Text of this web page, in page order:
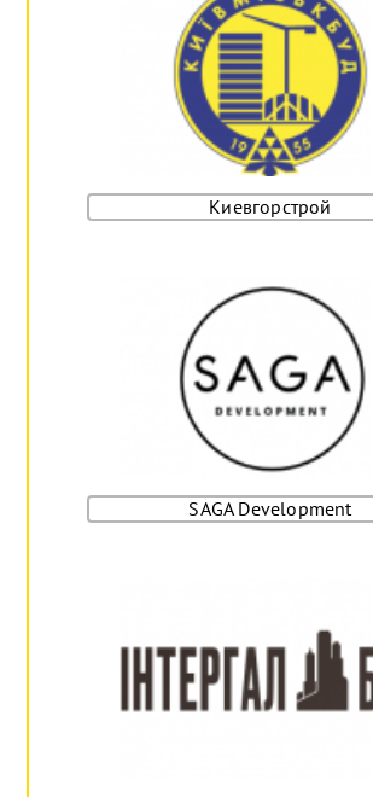
Киевгорстрой
SAGA Development